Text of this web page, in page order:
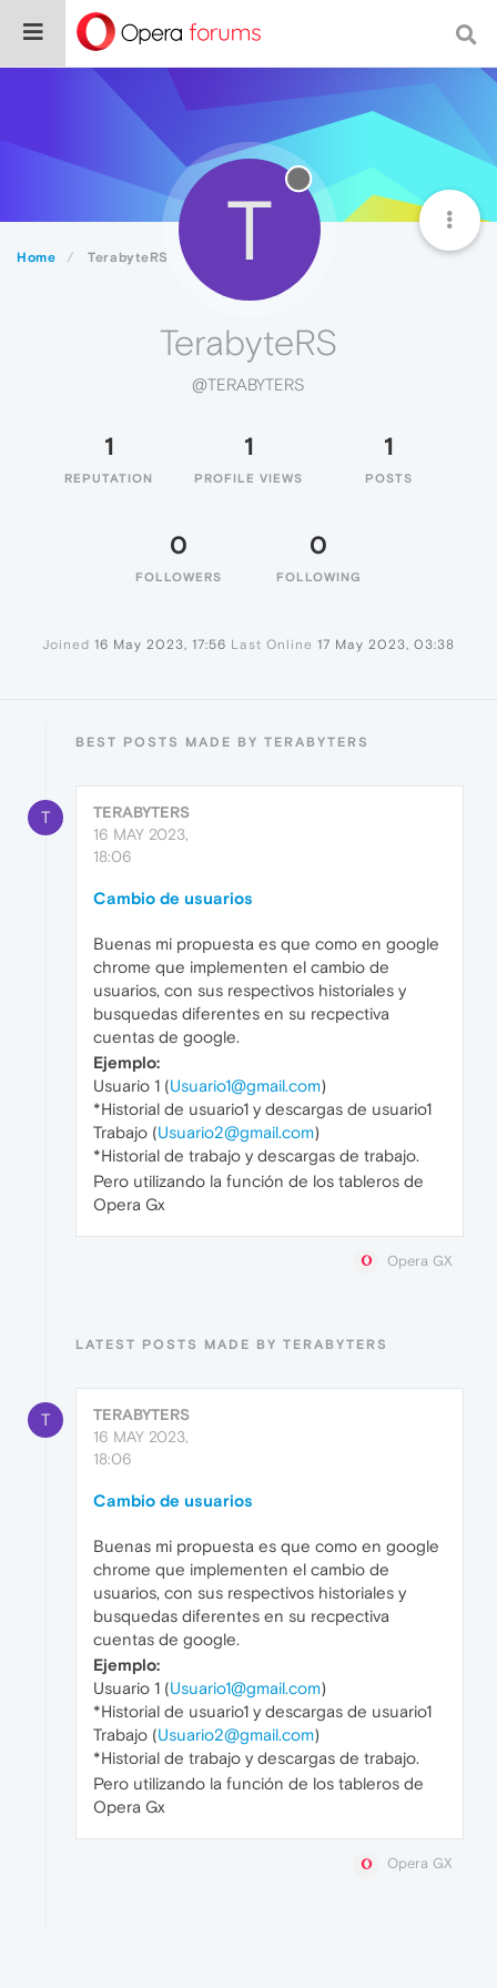
Home TerabyteRS T
TerabyteRS
@TERABYTERS
1
REPUTATION
1
PROFILE VIEWS
1
POSTS
0
FOLLOWERS
0
FOLLOWING
Joined 16 May 2023, 17:56 Last Online 17 May 2023, 03:38
BEST POSTS MADE BY TERABYTERS
T
TERABYTERS
16 MAY 2023,
18:06
Cambio de usuarios
Buenas mi propuesta es que como en google
chrome que implementen el cambio de
usuarios, con sus respectivos historiales y
busquedas diferentes en su recpectiva
cuentas de google.
Ejemplo:
Usuario 1 (Usuario1@gmail.com)
*Historial de usuario1 y descargas de usuario1
Trabajo (Usuario2@gmail.com)
*Historial de trabajo y descargas de trabajo.
Pero utilizando la función de los tableros de
Opera Gx
Opera GX
LATEST POSTS MADE BY TERABYTERS
T
TERABYTERS
16 MAY 2023,
18:06
Cambio de usuarios
Buenas mi propuesta es que como en google
chrome que implementen el cambio de
usuarios, con sus respectivos historiales y
busquedas diferentes en su recpectiva
cuentas de google.
Ejemplo:
Usuario 1 (Usuario1@gmail.com)
*Historial de usuario1 y descargas de usuario1
Trabajo (Usuario2@gmail.com)
*Historial de trabajo y descargas de trabajo.
Pero utilizando la función de los tableros de
Opera Gx
Opera GX